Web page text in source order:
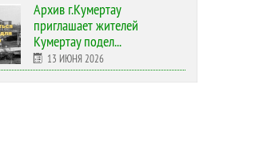
Архив г.Кумертау
приглашает жителей
Кумертау подел...
13 ИЮНЯ 2026